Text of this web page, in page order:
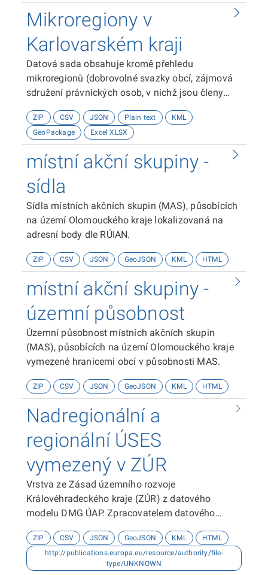
Mikroregiony v
Karlovarském kraji
Datová sada obsahuje kromě přehledu
mikroregionů (dobrovolné svazky obcí, zájmová
sdružení právnických osob, v nichž jsou členy
Karlovarském kraji) také název mikroregionu,
jeho identifikační číslo, právní formu, sídlo,
výpis a počet členů, webovou stránku, kontaktní
telefon a e-mail, a rovněž přesnou prostorovou
specifikaci místa kanceláře mikroregionu. Použitý
souřadnicový systém je WGS 1984.Původním
zdrojem dat je Krajský úřad Karlovarského kraje.
ZIP CSV JSON Plain text
KML
GeoPackage
Excel XLSX
místní akční skupiny -
sídla
Sídla místních akčních skupin (MAS), působících
na území Olomouckého kraje lokalizovaná na
adresní body dle RÚIAN.
ZIP CSV JSON GeoJSON KML HTML
místní akční skupiny -
územní působnost
Územní působnost místních akčních skupin
(MAS), působících na území Olomouckého kraje
vymezené hranicemi obcí v působnosti MAS.
ZIP CSV JSON GeoJSON KML HTML
Nadregionální a
regionální ÚSES
vymezený v ZÚR
Vrstva ze Zásad územního rozvoje
Královéhradeckého kraje (ZÚR) z datového
modelu DMG ÚAP. Zpracovatelem datového
je Odbor územního plánování a stavebního řádu
Krajského úřadu Královéhradeckého kraje.
Datová sada byla vytvořena v souřadnicovém
ZIP CSV JSON GeoJSON KML
HTML
http://publications.europa.eu/resource/authority/file-
type/UNKNOWN